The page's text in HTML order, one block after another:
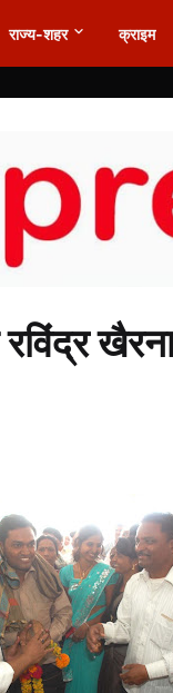
राज्य-शहर क्राइम
रविंद्र